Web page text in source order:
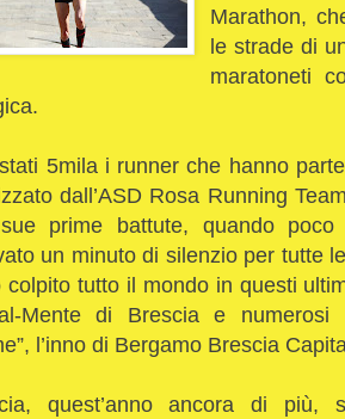
Marathon,
le strade di
maratoneti
5mila i runner che hanno
dall’ASD Rosa Running
prime battute, quando
un minuto di silenzio per tutte
colpito tutto il mondo in questi
Mente di Brescia e numerosi
l’inno di Bergamo Brescia
quest’anno ancora di